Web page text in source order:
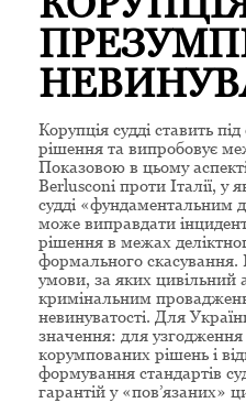
Корупція судді ставить
рішення та випробовує
Показовою в цьому
Berlusconi проти Італії, у
судді «фундаментальним
може виправдати
рішення в межах
формального
умови, за яких цивільний
кримінальним
невинуватості. Для
значення: для узгодження
корумпованих рішень і
формування стандартів
гарантій у «пов’язаних»